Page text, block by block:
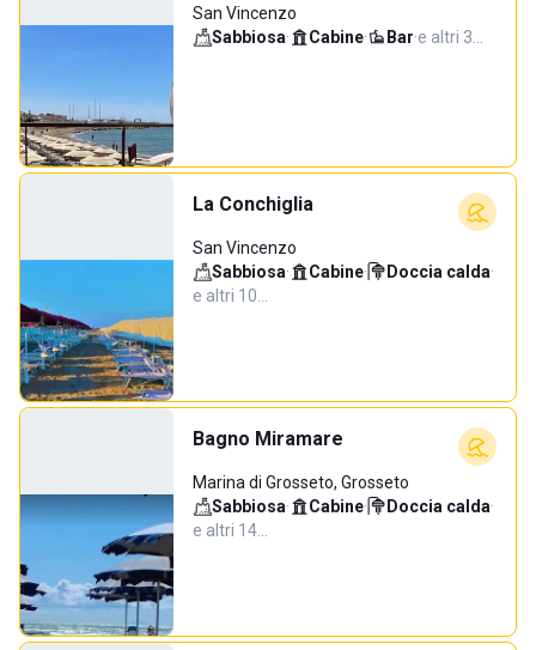
San Vincenzo
Sabbiosa· Cabine· Bar·e altri 3…
La Conchiglia
San Vincenzo
Sabbiosa· Cabine· Doccia calda·
e altri 10…
Bagno Miramare
Marina di Grosseto, Grosseto
Sabbiosa· Cabine· Doccia calda·
e altri 14…